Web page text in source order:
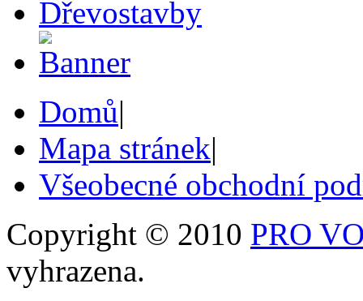
Domů|
Mapa stránek|
Všeobecné obchodní
Copyright © 2010 PRO
vyhrazena.